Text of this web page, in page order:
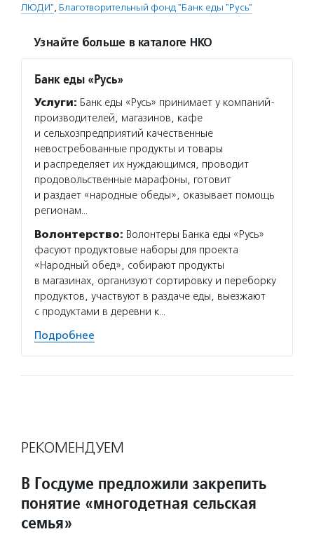
ЛЮДИ", Благотворительный фонд "Банк еды "Русь"
Узнайте больше в каталоге НКО
Банк еды «Русь»
Услуги: Банк еды «Русь» принимает у компаний-
производителей, магазинов, кафе
и сельхозпредприятий качественные
невостребованные продукты и товары
и распределяет их нуждающимся, проводит
продовольственные марафоны, готовит
и раздает «народные обеды», оказывает помощь
регионам…
Волонтерство: Волонтеры Банка еды «Русь»
фасуют продуктовые наборы для проекта
«Народный обед», собирают продукты
в магазинах, организуют сортировку и переборку
продуктов, участвуют в раздаче еды, выезжают
с продуктами в деревни к…
Подробнее
РЕКОМЕНДУЕМ
В Госдуме предложили закрепить
понятие «многодетная сельская
семья»